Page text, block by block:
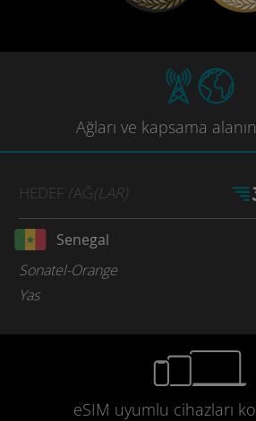
Ağları ve kapsama
HEDEF /AĞ(LAR)
Senegal
Sonatel-Orange
Yas
eSIM uyumlu cihazları